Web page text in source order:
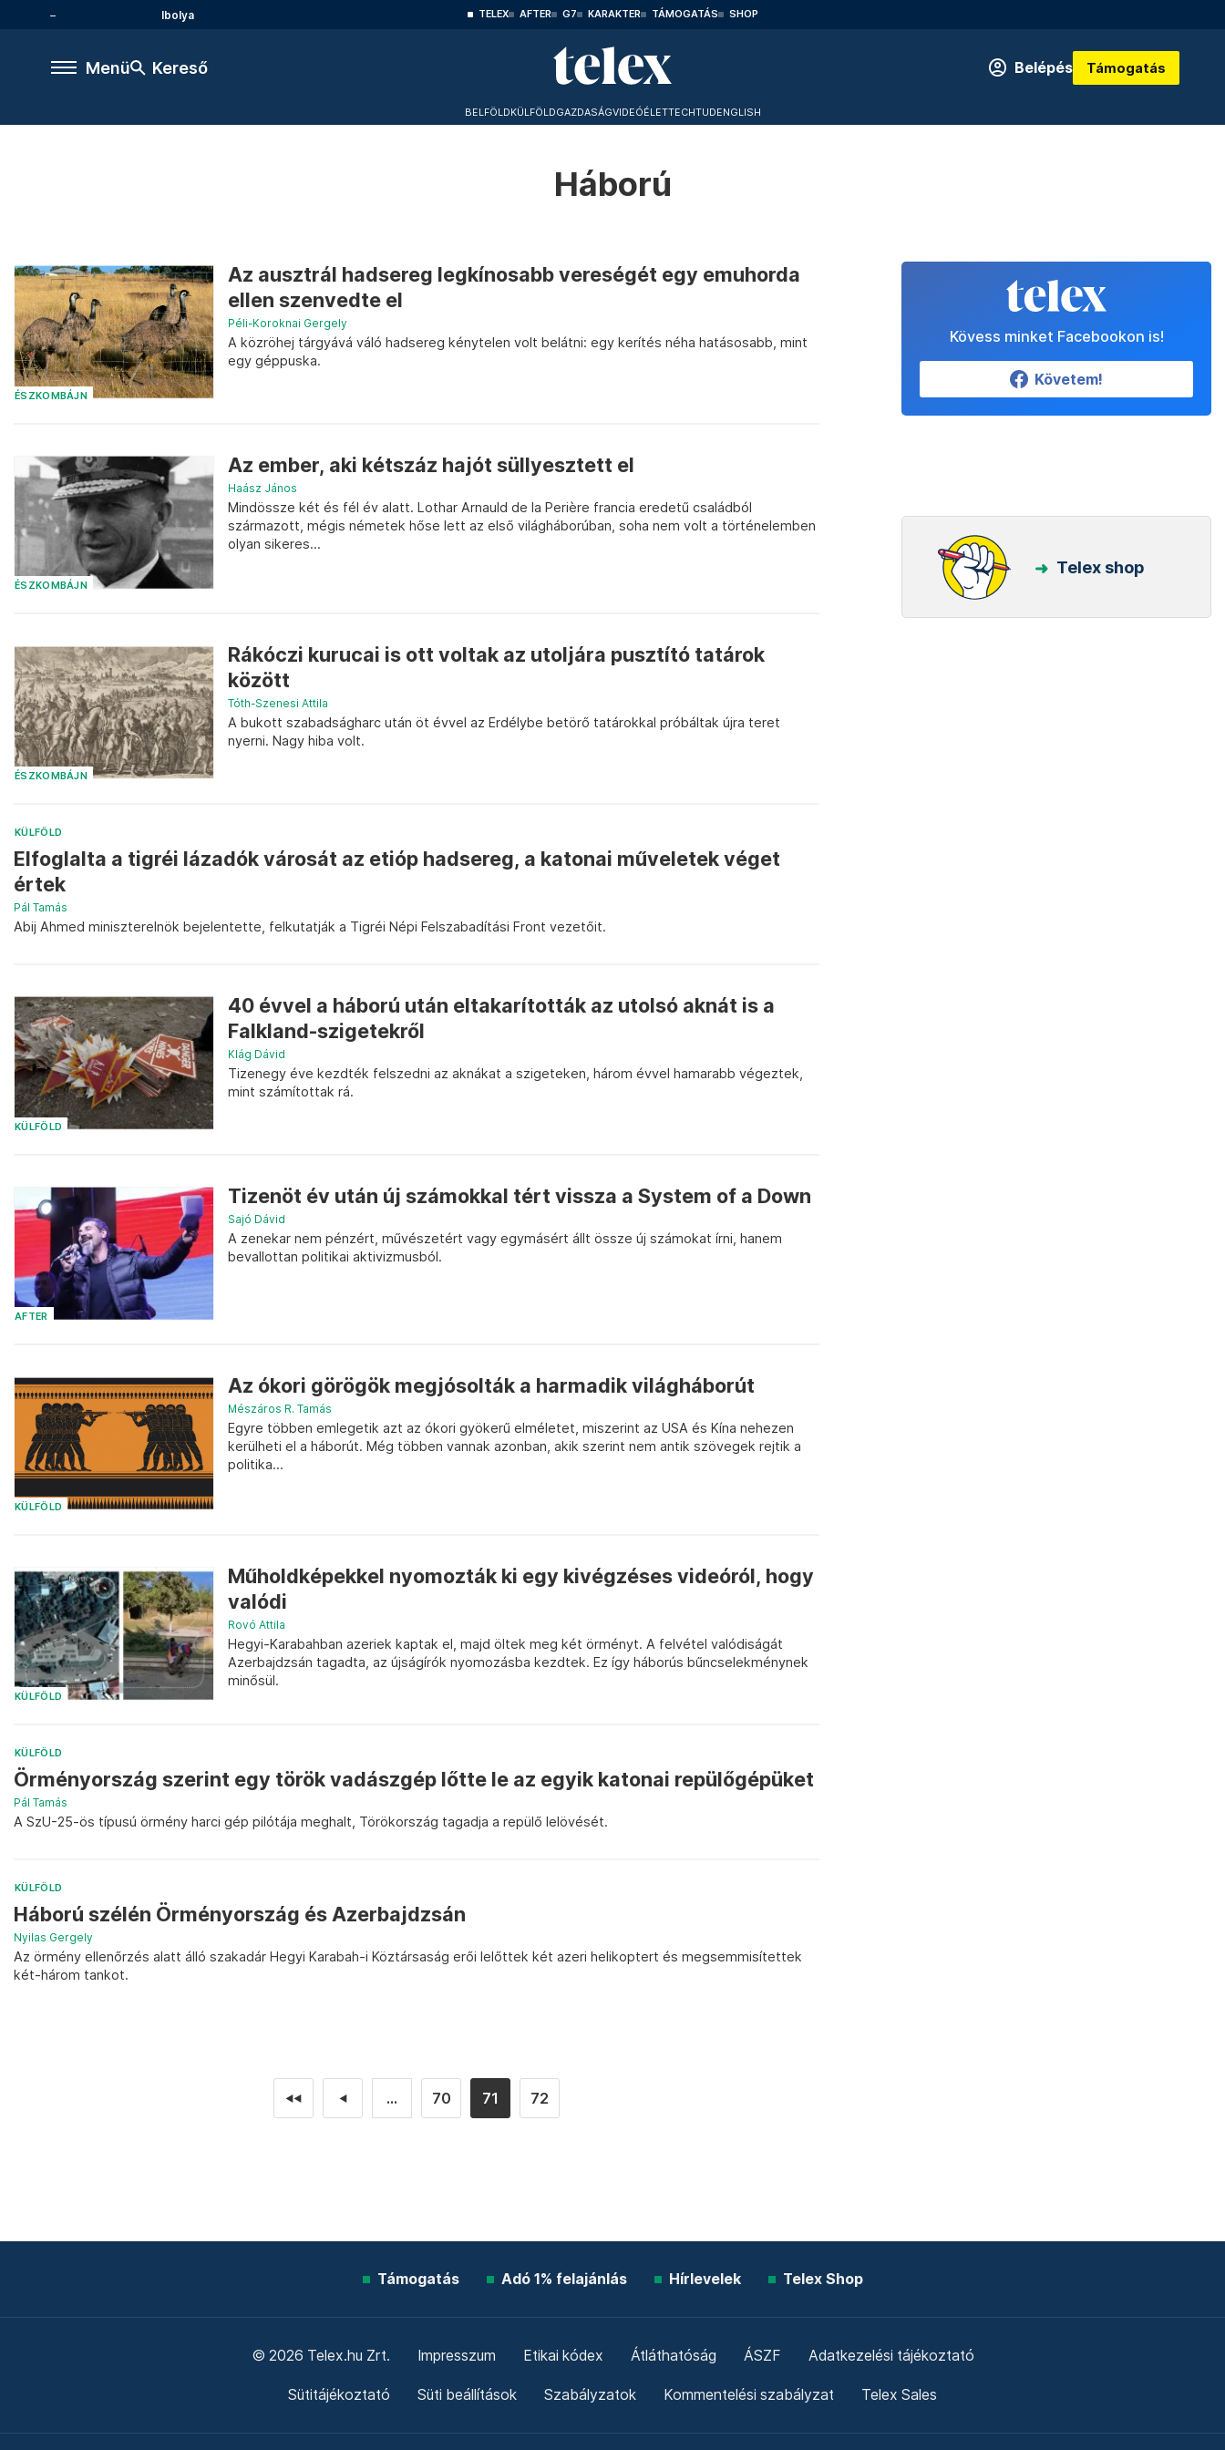
Ibolya TELEX AFTER G7 KARAKTER TÁMOGATÁS SHOP
Menü Kereső Belépés Támogatás
BELFÖLDKÜLFÖLDGAZDASÁGVIDEÓÉLETTECHTUDENGLISH
Háború
ÉSZKOMBÁJN
Az ausztrál hadsereg legkínosabb vereségét egy emuhorda
ellen szenvedte el
Péli-Koroknai Gergely
A közröhej tárgyává váló hadsereg kénytelen volt belátni: egy kerítés néha hatásosabb, mint
egy géppuska.
ÉSZKOMBÁJN
Az ember, aki kétszáz hajót süllyesztett el
Haász János
Mindössze két és fél év alatt. Lothar Arnauld de la Perière francia eredetű családból
származott, mégis németek hőse lett az első világháborúban, soha nem volt a történelemben
olyan sikeres...
ÉSZKOMBÁJN
Rákóczi kurucai is ott voltak az utoljára pusztító tatárok
között
Tóth-Szenesi Attila
A bukott szabadságharc után öt évvel az Erdélybe betörő tatárokkal próbáltak újra teret
nyerni. Nagy hiba volt.
KÜLFÖLD
Elfoglalta a tigréi lázadók városát az etióp hadsereg, a katonai műveletek véget
értek
Pál Tamás
Abij Ahmed miniszterelnök bejelentette, felkutatják a Tigréi Népi Felszabadítási Front vezetőit.
KÜLFÖLD
40 évvel a háború után eltakarították az utolsó aknát is a
Falkland-szigetekről
Klág Dávid
Tizenegy éve kezdték felszedni az aknákat a szigeteken, három évvel hamarabb végeztek,
mint számítottak rá.
AFTER
Tizenöt év után új számokkal tért vissza a System of a Down
Sajó Dávid
A zenekar nem pénzért, művészetért vagy egymásért állt össze új számokat írni, hanem
bevallottan politikai aktivizmusból.
KÜLFÖLD
Az ókori görögök megjósolták a harmadik világháborút
Mészáros R. Tamás
Egyre többen emlegetik azt az ókori gyökerű elméletet, miszerint az USA és Kína nehezen
kerülheti el a háborút. Még többen vannak azonban, akik szerint nem antik szövegek rejtik a
politika...
KÜLFÖLD
Műholdképekkel nyomozták ki egy kivégzéses videóról, hogy
valódi
Rovó Attila
Hegyi-Karabahban azeriek kaptak el, majd öltek meg két örményt. A felvétel valódiságát
Azerbajdzsán tagadta, az újságírók nyomozásba kezdtek. Ez így háborús bűncselekménynek
minősül.
KÜLFÖLD
Örményország szerint egy török vadászgép lőtte le az egyik katonai repülőgépüket
Pál Tamás
A SzU-25-ös típusú örmény harci gép pilótája meghalt, Törökország tagadja a repülő lelövését.
KÜLFÖLD
Háború szélén Örményország és Azerbajdzsán
Nyilas Gergely
Az örmény ellenőrzés alatt álló szakadár Hegyi Karabah-i Köztársaság erői lelőttek két azeri helikoptert és megsemmisítettek
két-három tankot.
◄◄ ◄ ... 70 71 72
Kövess minket Facebookon is!
Követem!
Telex shop
Támogatás Adó 1% felajánlás Hírlevelek Telex Shop
© 2026 Telex.hu Zrt. Impresszum Etikai kódex Átláthatóság ÁSZF Adatkezelési tájékoztató
Sütitájékoztató Süti beállítások Szabályzatok Kommentelési szabályzat Telex Sales